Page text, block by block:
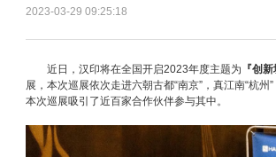
2023-03-29 09:25:18
近日，汉印将在全国开启2023年度主题为 『创
展，本次巡展依次走进六朝古都“南京”，真江南“杭州”
本次巡展吸引了近百家合作伙伴参与其中。